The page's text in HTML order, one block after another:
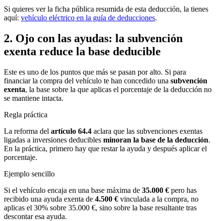
Si quieres ver la ficha pública resumida de esta deducción, la tienes
aquí: vehículo eléctrico en la guía de deducciones.
2. Ojo con las ayudas: la subvención
exenta reduce la base deducible
Este es uno de los puntos que más se pasan por alto. Si para
financiar la compra del vehículo te han concedido una subvención
exenta, la base sobre la que aplicas el porcentaje de la deducción no
se mantiene intacta.
Regla práctica
La reforma del artículo 64.4 aclara que las subvenciones exentas
ligadas a inversiones deducibles minoran la base de la deducción.
En la práctica, primero hay que restar la ayuda y después aplicar el
porcentaje.
Ejemplo sencillo
Si el vehículo encaja en una base máxima de 35.000 € pero has
recibido una ayuda exenta de 4.500 € vinculada a la compra, no
aplicas el 30% sobre 35.000 €, sino sobre la base resultante tras
descontar esa ayuda.